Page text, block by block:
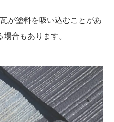
が塗料を吸い込むことがあ
合もあります。